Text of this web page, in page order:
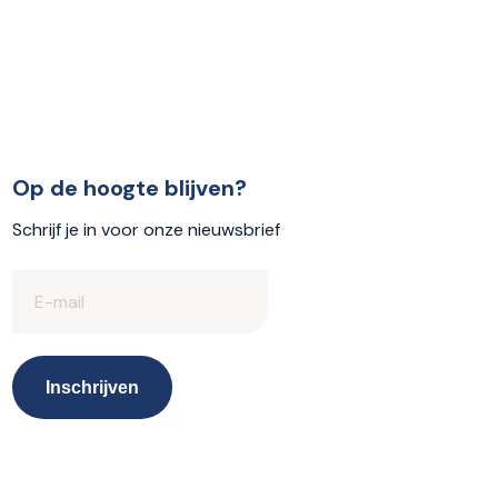
Op de hoogte blijven?
Schrijf je in voor onze nieuwsbrief